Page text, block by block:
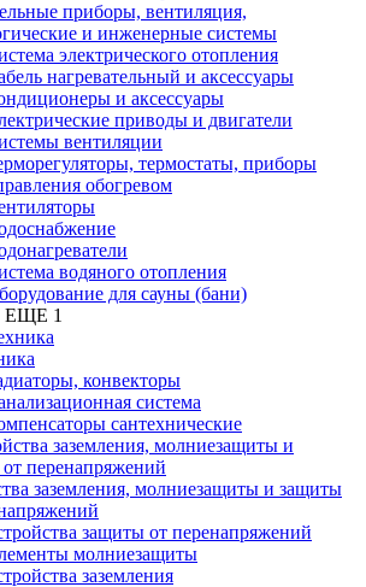
приборы, вентиляция,
и инженерные системы
электрического отопления
нагревательный и аксессуары
и аксессуары
приводы и двигатели
вентиляции
термостаты, приборы
обогревом
водяного отопления
для сауны (бани)
ЕЩЕ 1
конвекторы
система
сантехнические
заземления, молниезащиты и защиты
защиты от перенапряжений
молниезащиты
заземления